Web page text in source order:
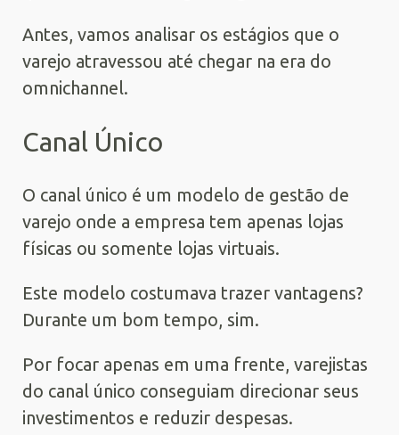
Antes, vamos analisar os estágios que o
varejo atravessou até chegar na era do
omnichannel.
Canal Único
O canal único é um modelo de gestão de
varejo onde a empresa tem apenas lojas
físicas ou somente lojas virtuais.
Este modelo costumava trazer vantagens?
Durante um bom tempo, sim.
Por focar apenas em uma frente, varejistas
do canal único conseguiam direcionar seus
investimentos e reduzir despesas.